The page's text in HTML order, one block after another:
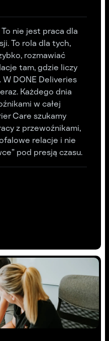
nie jest praca dla
To rola dla tych,
rozmawiać
tam, gdzie liczy
W DONE Deliveries
Każdego dnia
w całej
Care szukamy
z przewoźnikami,
relacje i nie
pod presją czasu.‍